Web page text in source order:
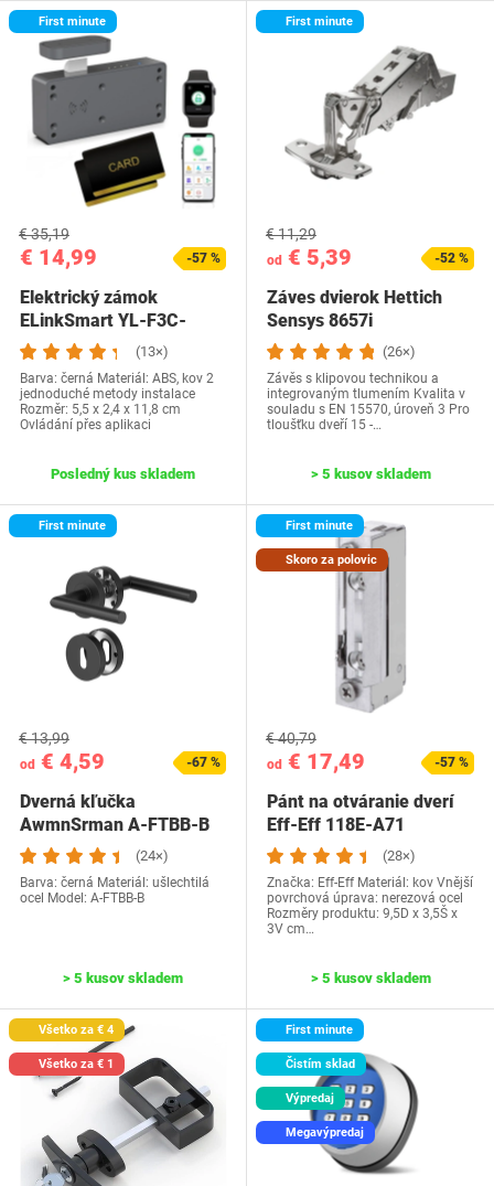
First minute
€ 14,99
€ 35,19
-57 %
Elektrický zámok
ELinkSmart YL-F3C-
Black
(13×)
Barva: černá Materiál: ABS, kov 2
jednoduché metody instalace
Rozměr: 5,5 x 2,4 x 11,8 cm
Ovládání přes aplikaci
Posledný kus skladem
First minute
od € 5,39
€ 11,29
-52 %
Záves dvierok Hettich
Sensys 8657i
(26×)
Závěs s klipovou technikou a
integrovaným tlumením Kvalita v
souladu s EN 15570, úroveň 3 Pro
tloušťku dveří 15 -…
> 5 kusov skladem
First minute
od € 4,59
€ 13,99
-67 %
Dverná kľučka
AwmnSrman A-FTBB-B
čierna
(24×)
Barva: černá Materiál: ušlechtilá
ocel Model: ‎A-FTBB-B
> 5 kusov skladem
First minute
Skoro za polovic
od € 17,49
€ 40,79
-57 %
Pánt na otváranie dverí
Eff-Eff 118E-A71
(28×)
Značka: Eff-Eff Materiál: kov Vnější
povrchová úprava: nerezová ocel
Rozměry produktu: 9,5D x 3,5Š x
3V cm…
> 5 kusov skladem
Všetko za € 4
Všetko za € 1
First minute
Čistím sklad
Výpredaj
Megavýpredaj